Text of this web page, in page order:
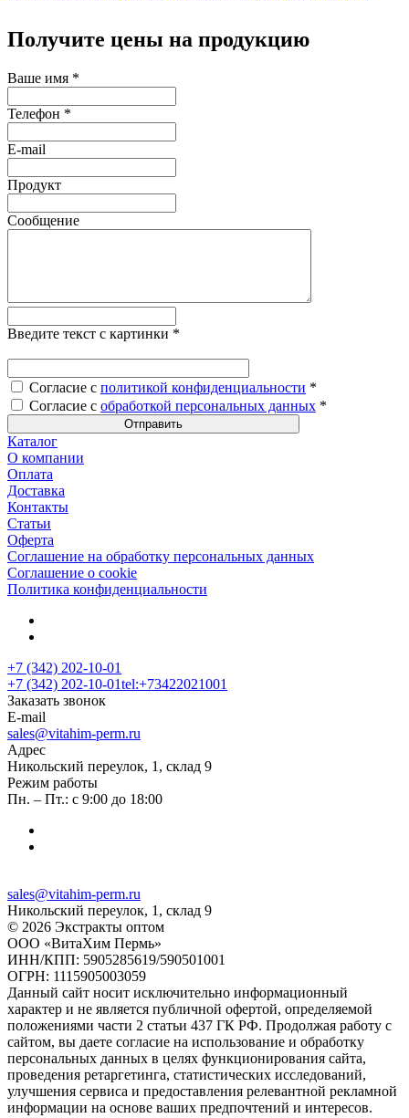
Получите цены на продукцию
Ваше имя *
Телефон *
E-mail
Продукт
Сообщение
Введите текст с картинки *
Согласие с политикой конфиденциальности *
Согласие с обработкой персональных данных *
Каталог
О компании
Оплата
Доставка
Контакты
Статьи
Оферта
Соглашение на обработку персональных данных
Соглашение о cookie
Политика конфиденциальности
+7 (342) 202-10-01
+7 (342) 202-10-01tel:+73422021001
Заказать звонок
E-mail
sales@vitahim-perm.ru
Адрес
Никольский переулок, 1, склад 9
Режим работы
Пн. – Пт.: с 9:00 до 18:00
sales@vitahim-perm.ru
Никольский переулок, 1, склад 9
© 2026 Экстракты оптом
ООО «ВитаХим Пермь»
ИНН/КПП: 5905285619/590501001
ОГРН: 1115905003059
Данный сайт носит исключительно информационный
характер и не является публичной офертой, определяемой
положениями части 2 статьи 437 ГК РФ. Продолжая работу с
сайтом, вы даете согласие на использование и обработку
персональных данных в целях функционирования сайта,
проведения ретаргетинга, статистических исследований,
улучшения сервиса и предоставления релевантной рекламной
информации на основе ваших предпочтений и интересов.